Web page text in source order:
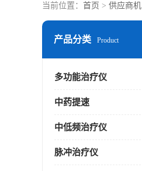
当前位置： 首页 > 供应商机
产品分类 Product
多功能治疗仪
中药提速
中低频治疗仪
脉冲治疗仪